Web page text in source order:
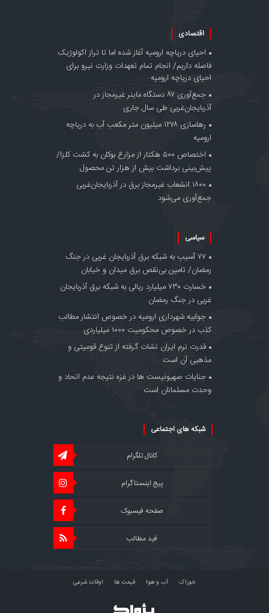
اقتصادی
احیای دریاچه ارومیه آغاز شده اما تا تراز اکولوژیک
فاصله داریم/ انجام تمام تعهدات وزارت نیرو برای
احیای دریاچه ارومیه
جمع‌آوری ۸۷ دستگاه ماینر غیرمجاز در
آذربایجان‌غربی طی سال جاری
رهاسازی ۱۲۷۸ میلیون متر مکعب آب به دریاچه
ارومیه
اختصاص ۵۰۰ هکتار از مزارع بوکان به کشت کلزا/
پیش‌بینی برداشت بیش از هزار تن محصول
۱۸۰۰ انشعاب غیرمجاز برق در آذربایجان‌غربی
جمع‌آوری می‌شود
سیاسی
۷۷ آسیب به شبکه برق آذربایجان غربی در جنگ‌
رمضان/ تامین بی‌نقص برق میدان و خیابان
خسارت ۷۳۰ میلیارد ریالی به شبکه برق آذربایجان
غربی در جنگ‌ رمضان
جوابیه شهرداری ارومیه در خصوص انتشار مطالب
کذب در خصوص محکومیت ۱۰۰۰ میلیاردی
قدرت نرم ایران نشات گرفته از تنوع قومیتی و
مذهبی آن است
جنایات صهیونیست ها در غزه نتیجه عدم اتحاد و
وحدت مسلمانان است
شبکه های اجتماعی
کانال تلگرام
پیج اینستاگرام
صفحه فیسبوک
فید مطالب
خوراک آب و هوا قیمت ها اوقات شرعی